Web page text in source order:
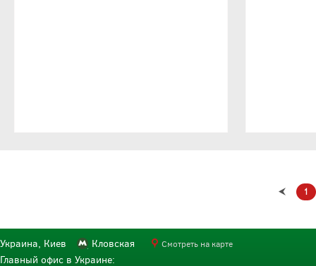
1
Украина, Киев Кловская Смотреть на карте
Главный офис в Украине: